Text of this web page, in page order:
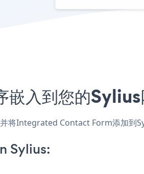
入到您的Sylius
Integrated Contact Form添加到
Sylius: